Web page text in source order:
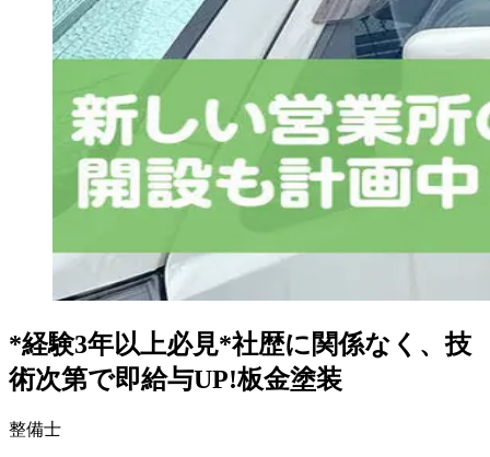
*経験3年以上必見*社歴に関係なく、技
術次第で即給与UP!板金塗装
整備士